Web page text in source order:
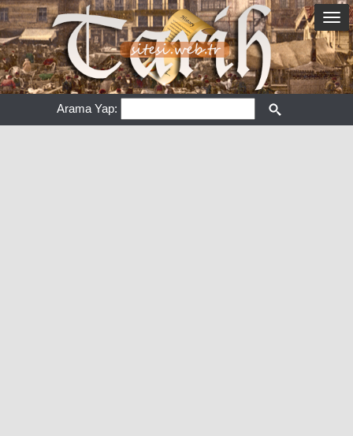
Arama Yap: